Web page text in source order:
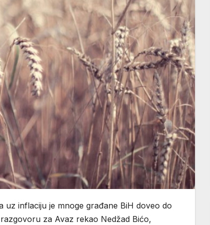
uz inflaciju je mnoge građane BiH doveo do
za Avaz rekao Nedžad Bićo,